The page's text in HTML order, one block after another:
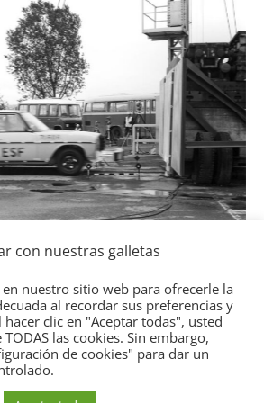
años de
0
Seguridad
Llamada a
Toyota y
2 de julio de 2021
del Motor
con nuestras galletas
nuestro sitio web para ofrecerle la
al recordar sus preferencias y
clic en "Aceptar todas", usted
las cookies. Sin embargo,
de cookies" para dar un